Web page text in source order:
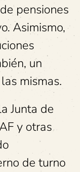
pensiones
Asimismo,
un
mismas.
Junta de
y otras
de turno